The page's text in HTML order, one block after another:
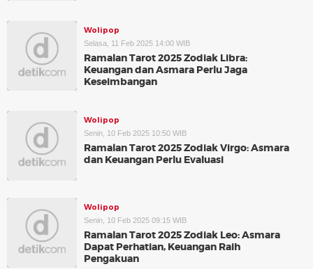
Wolipop
Selasa, 11 Feb 2025 14:00 WIB
Ramalan Tarot 2025 Zodiak Libra:
Keuangan dan Asmara Perlu Jaga
Keseimbangan
Wolipop
Senin, 10 Feb 2025 10:50 WIB
Ramalan Tarot 2025 Zodiak Virgo: Asmara
dan Keuangan Perlu Evaluasi
Wolipop
Senin, 10 Feb 2025 09:15 WIB
Ramalan Tarot 2025 Zodiak Leo: Asmara
Dapat Perhatian, Keuangan Raih
Pengakuan